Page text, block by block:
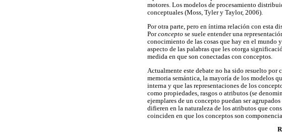
motores. Los modelos de procesamiento
conceptuales (Moss, Tyler y Taylor, 2006).
Por otra parte, pero en íntima relación con esta
Porconcepto se suele entender una
conocimiento de las cosas que hay en el mundo
aspecto de las palabras que les otorga
medida en que son conectadas con conceptos.
Actualmente este debate no ha sido resuelto por
memoria semántica, la mayoría de los modelos
interna y que las representaciones de los
como propiedades, rasgos o atributos (se
ejemplares de un concepto puedan ser
difieren en la naturaleza de los atributos que
coinciden en que los conceptos son